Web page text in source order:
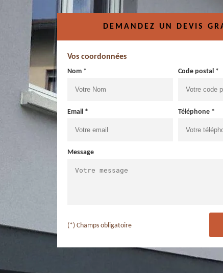
DEMANDEZ UN DEVIS
Vos coordonnées
Nom * Code postal *
Email * Téléphone *
Message
(*) Champs obligatoire